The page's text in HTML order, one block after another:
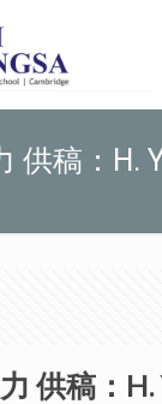
供稿：H.
供稿：